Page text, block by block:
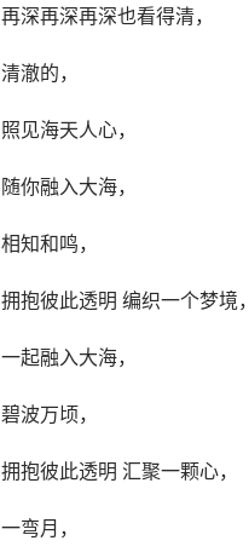
再深再深再深也看得清，
清澈的，
照见海天人心，
随你融入大海，
相知和鸣，
拥抱彼此透明 编织一个梦境，
一起融入大海，
碧波万顷，
拥抱彼此透明 汇聚一颗心，
一弯月，